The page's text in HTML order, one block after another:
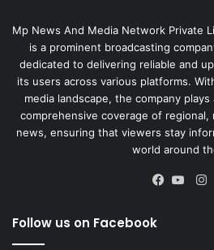
Mp News And Media Network Private
is a prominent broadcasting
dedicated to delivering reliable and
its users across various platforms.
media landscape, the company
comprehensive coverage of regional,
news, ensuring that viewers stay
world around
Follow us on Facebook